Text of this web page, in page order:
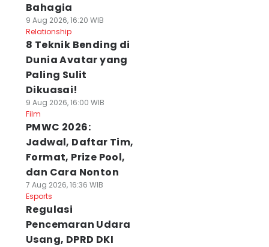
Bahagia
9 Aug 2026, 16:20 WIB
Relationship
8 Teknik Bending di
Dunia Avatar yang
Paling Sulit
Dikuasai!
9 Aug 2026, 16:00 WIB
Film
PMWC 2026:
Jadwal, Daftar Tim,
Format, Prize Pool,
dan Cara Nonton
7 Aug 2026, 16:36 WIB
Esports
Regulasi
Pencemaran Udara
Usang, DPRD DKI